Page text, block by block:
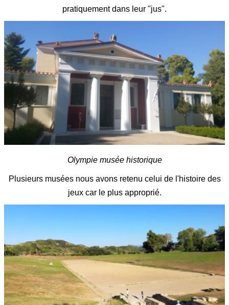
pratiquement dans leur "jus".
Olympie musée historique
Plusieurs musées nous avons retenu celui de l'histoire des
jeux car le plus approprié.